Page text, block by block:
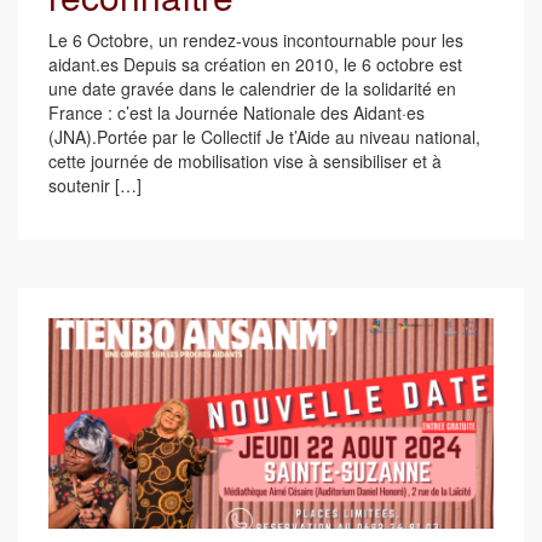
Le 6 Octobre, un rendez-vous incontournable pour les
aidant.es Depuis sa création en 2010, le 6 octobre est
une date gravée dans le calendrier de la solidarité en
France : c’est la Journée Nationale des Aidant·es
(JNA).Portée par le Collectif Je t’Aide au niveau national,
cette journée de mobilisation vise à sensibiliser et à
soutenir […]